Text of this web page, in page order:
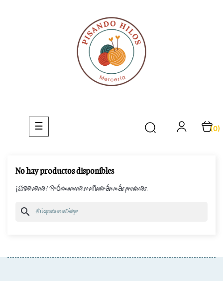
Navegación
de
☰ (0)
No hay productos disponibles
¡Estate atento! Próximamente se añadirán más productos.
search